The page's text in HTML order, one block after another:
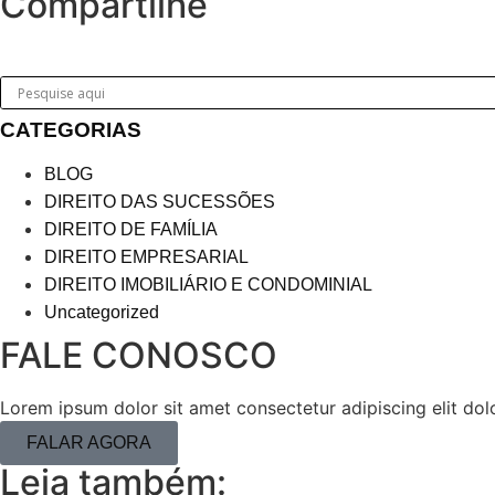
CATEGORIAS
BLOG
DIREITO DAS SUCESSÕES
DIREITO DE FAMÍLIA
DIREITO EMPRESARIAL
DIREITO IMOBILIÁRIO E CONDOMINIAL
Uncategorized
FALE CONOSCO
Lorem ipsum dolor sit amet consectetur adipiscing elit
FALAR AGORA
Leia também: